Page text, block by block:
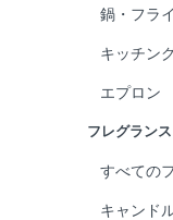
鍋・フラ
キッチン
エプロン
フレグランス
すべての
キャンド